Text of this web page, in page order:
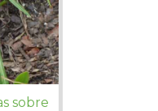
sobre